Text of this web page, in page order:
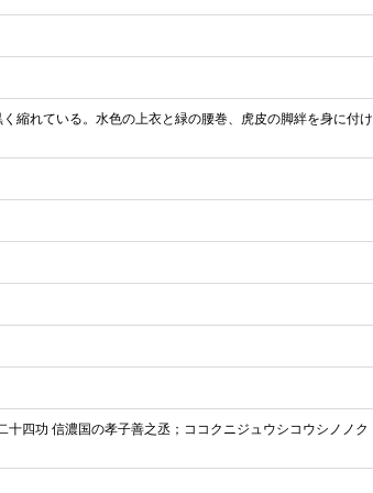
縮れている。水色の上衣と緑の腰巻、虎皮の脚絆を身に付け
十四功 信濃国の孝子善之丞；ココクニジュウシコウシノノク